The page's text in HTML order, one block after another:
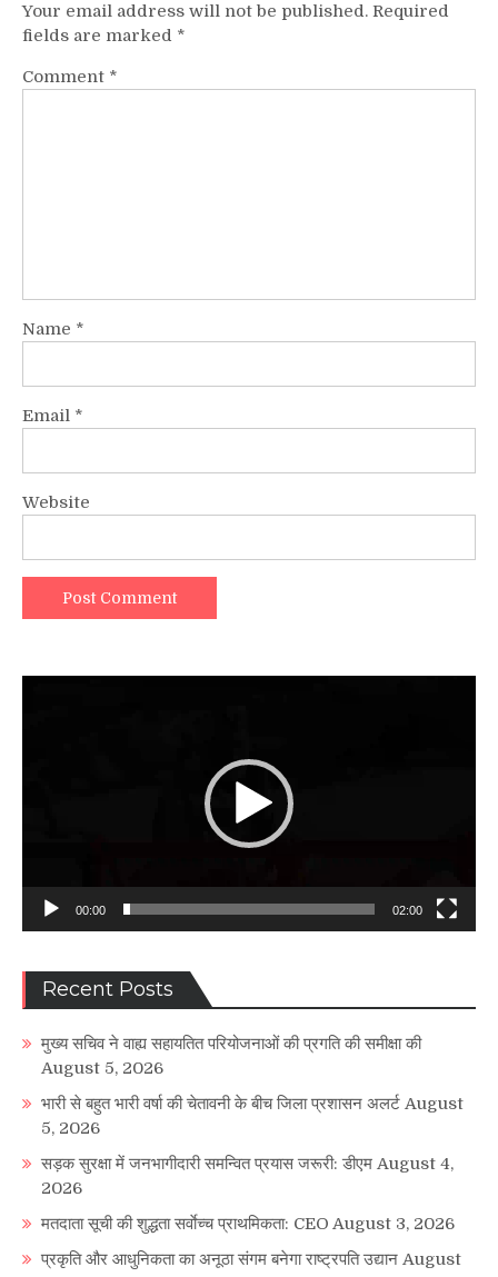
Your email address will not be published. Required
fields are marked *
Comment *
Name *
Email *
Website
00:00 02:00
Recent Posts
मुख्य सचिव ने वाह्य सहायतित परियोजनाओं की प्रगति की समीक्षा की
August 5, 2026
भारी से बहुत भारी वर्षा की चेतावनी के बीच जिला प्रशासन अलर्ट August
5, 2026
सड़क सुरक्षा में जनभागीदारी समन्वित प्रयास जरूरी: डीएम August 4,
2026
मतदाता सूची की शुद्धता सर्वाेच्च प्राथमिकता: CEO August 3, 2026
प्रकृति और आधुनिकता का अनूठा संगम बनेगा राष्ट्रपति उद्यान August